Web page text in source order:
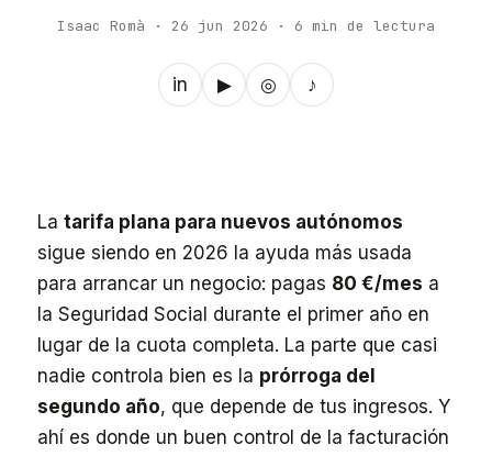
Isaac Romà · 26 jun 2026 · 6 min de lectura
in ▶ ◎ ♪
La tarifa plana para nuevos autónomos
sigue siendo en 2026 la ayuda más usada
para arrancar un negocio: pagas 80 €/mes a
la Seguridad Social durante el primer año en
lugar de la cuota completa. La parte que casi
nadie controla bien es la prórroga del
segundo año, que depende de tus ingresos. Y
ahí es donde un buen control de la facturación